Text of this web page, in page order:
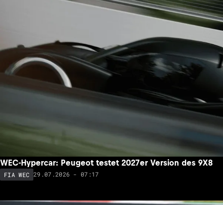
WEC-Hypercar: Peugeot testet 2027er Version des 9X8
FIA WEC 29.07.2026 - 07:17